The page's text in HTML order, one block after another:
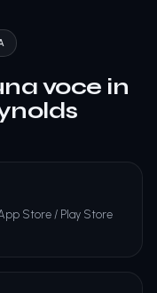
voce in
Store / Play Store